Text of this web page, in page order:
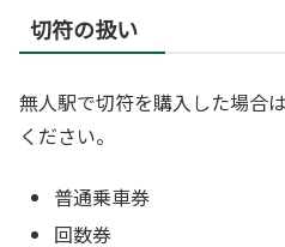
切符の扱い
無人駅で切符を購入した場合
ください。
普通乗車券
回数券